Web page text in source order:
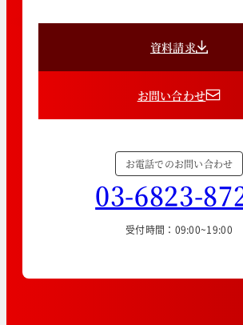
資料請求
お問い合わせ
お電話でのお問い合わせ
03-6823-
受付時間：09:00~19:00